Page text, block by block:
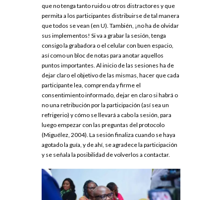
que no tenga tanto ruido u otros distractores y que
permita a los participantes distribuirse de tal manera
que todos se vean (en U). También, ¡no ha de olvidar
sus implementos! Si va a grabar la sesión, tenga
consigo la grabadora o el celular con buen espacio,
así como un bloc de notas para anotar aquellos
puntos importantes. Al inicio de las sesiones ha de
dejar claro el objetivo de las mismas, hacer que cada
participante lea, comprenda y firme el
consentimiento informado, dejar en claro si habrá o
no una retribución por la participación (así sea un
refrigerio) y cómo se llevará a cabo la sesión, para
luego empezar con las preguntas del protocolo
(Miguélez, 2004). La sesión finaliza cuando se haya
agotado la guía, y de ahí, se agradece la participación
y se señala la posibilidad de volverlos a contactar.